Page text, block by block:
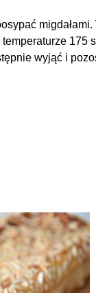
175
wyjąć i